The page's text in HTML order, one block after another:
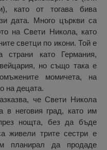
като от тогава бива
дата. Много църкви са
на Свети Никола, като
светци по икони. Той е
страни като Германия,
но също така е
момичета, на
на децата.
че Свети Никола
в неговия град, като им
нощта, без да бъде
живели трите сестри е
планирал да продаде